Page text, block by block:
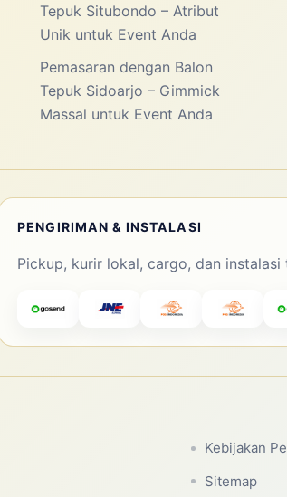
Tepuk Situbondo – Atribut
Unik untuk Event Anda
Pemasaran dengan Balon
Tepuk Sidoarjo – Gimmick
Massal untuk Event Anda
PENGIRIMAN & INSTALASI
Pickup, kurir lokal, cargo, dan instalasi
Kebijakan
Sitemap